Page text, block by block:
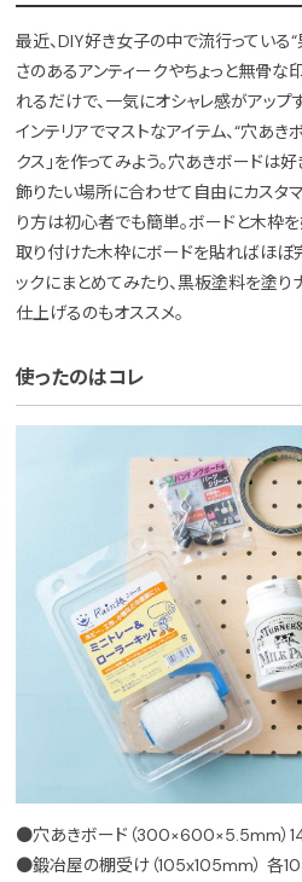
最近、DIY好き女子の中で流行っている“
さのあるアンティークやちょっと無骨な
れるだけで、一気にオシャレ感がアッ
インテリアでマストなアイテム、“穴あき
クス」を作ってみよう。穴あきボードは
飾りたい場所に合わせて自由にカスタ
り方は初心者でも簡単。ボードと木枠
取り付けた木枠にボードを貼ればほぼ
ックにまとめてみたり、黒板塗料を塗り
仕上げるのもオススメ。
使ったのはコレ
●穴あきボード（300×600×5.5mm）
●鍛冶屋の棚受け（105x105mm） 各